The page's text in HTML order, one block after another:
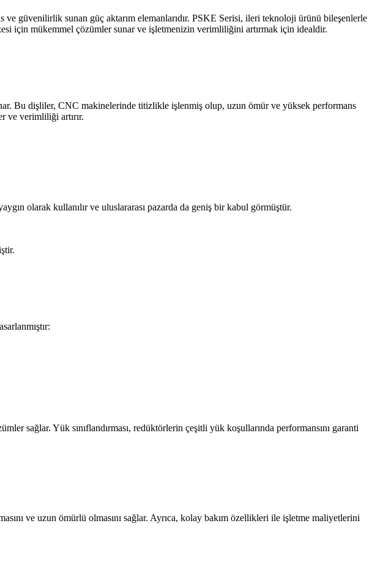
güvenilirlik sunan güç aktarım elemanlarıdır. PSKE Serisi, ileri teknoloji ürünü bileşenlerle
için mükemmel çözümler sunar ve işletmenizin verimliliğini artırmak için idealdir.
Bu dişliler, CNC makinelerinde titizlikle işlenmiş olup, uzun ömür ve yüksek performans
ve verimliliği artırır.
olarak kullanılır ve uluslararası pazarda da geniş bir kabul görmüştür.
sağlar. Yük sınıflandırması, redüktörlerin çeşitli yük koşullarında performansını garanti
ve uzun ömürlü olmasını sağlar. Ayrıca, kolay bakım özellikleri ile işletme maliyetlerini